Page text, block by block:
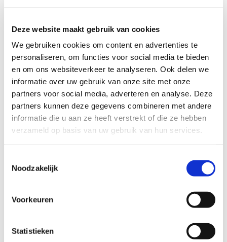
Deze website maakt gebruik van cookies
We gebruiken cookies om content en advertenties te
personaliseren, om functies voor social media te bieden
en om ons websiteverkeer te analyseren. Ook delen we
informatie over uw gebruik van onze site met onze
partners voor social media, adverteren en analyse. Deze
partners kunnen deze gegevens combineren met andere
informatie die u aan ze heeft verstrekt of die ze hebben
verzameld op basis van uw gebruik van hun services.
Noodzakelijk
Voorkeuren
Statistieken
geweldig zijn.
Als je in Odijk woont en denkt: dit past, laat het weten.
We kijken samen of het een match is. Voor deze jongen
kan dat het verschil maken.
Profiel steungezin
Wij zoeken een gezin in Odijk:
• Waar hij één keer per week mag spelen;
• Waar hij welkom is om te groeien en plezier te
Dan kun je contact opnemen met Linda van Eck,